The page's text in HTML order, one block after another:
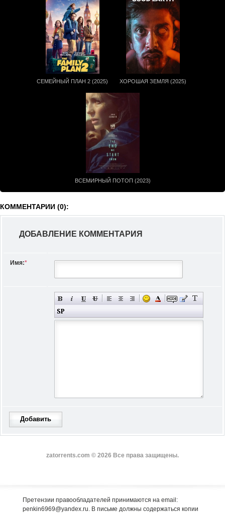
СЕМЕЙНЫЙ ПЛАН 2 (2025) ХОРОШАЯ ЗЕМЛЯ (2025)
ВСЕМИРНЫЙ ПОТОП (2023)
КОММЕНТАРИИ (0):
ДОБАВЛЕНИЕ КОММЕНТАРИЯ
Имя:*
Добавить
zatorrents.com © 2026 Все права защищены.
Претензии правообладателей принимаются на email:
penkin6969@yandex.ru. В письме должны содержаться копии